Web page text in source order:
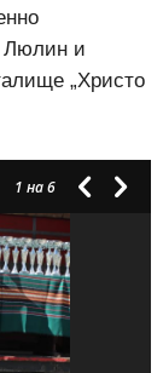
Люлин и
„Христо
1 на 6